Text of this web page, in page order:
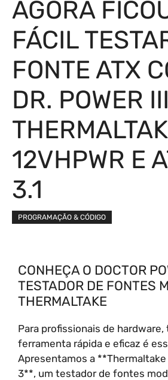
AGORA
FÁCIL
FONTE ATX
DR. POWER
12VHPWR E
3.1
PROGRAMAÇÃO & CÓDIGO
CONHEÇA O DOCTOR
TESTADOR DE FONTES
THERMALTAKE
Para profissionais de hardware,
ferramenta rápida e eficaz é
Apresentamos a
3**, um testador de fontes